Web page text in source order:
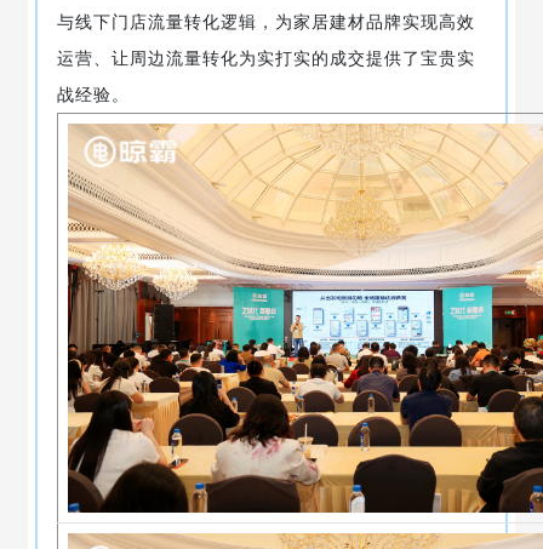
与线下门店流量转化逻辑，为家居建材品牌实现高效
运营、让周边流量转化为实打实的成交提供了宝贵实
战经验。